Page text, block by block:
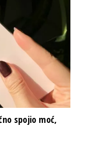
spojio moć,